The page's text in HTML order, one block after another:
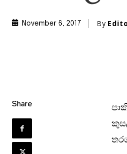
November 6, 2017 By
Share